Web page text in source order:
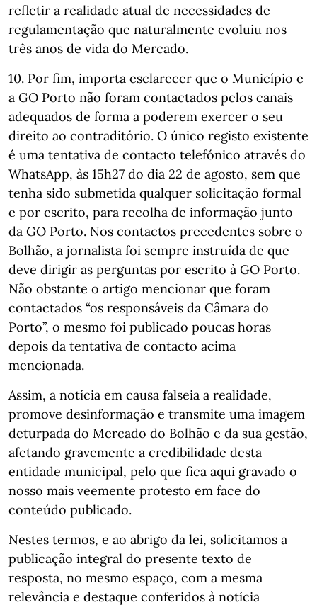
refletir a realidade atual de necessidades de
regulamentação que naturalmente evoluiu nos
três anos de vida do Mercado.
10. Por fim, importa esclarecer que o Município e
a GO Porto não foram contactados pelos canais
adequados de forma a poderem exercer o seu
direito ao contraditório. O único registo existente
é uma tentativa de contacto telefónico através do
WhatsApp, às 15h27 do dia 22 de agosto, sem que
tenha sido submetida qualquer solicitação formal
e por escrito, para recolha de informação junto
da GO Porto. Nos contactos precedentes sobre o
Bolhão, a jornalista foi sempre instruída de que
deve dirigir as perguntas por escrito à GO Porto.
Não obstante o artigo mencionar que foram
contactados “os responsáveis da Câmara do
Porto”, o mesmo foi publicado poucas horas
depois da tentativa de contacto acima
mencionada.
Assim, a notícia em causa falseia a realidade,
promove desinformação e transmite uma imagem
deturpada do Mercado do Bolhão e da sua gestão,
afetando gravemente a credibilidade desta
entidade municipal, pelo que fica aqui gravado o
nosso mais veemente protesto em face do
conteúdo publicado.
Nestes termos, e ao abrigo da lei, solicitamos a
publicação integral do presente texto de
resposta, no mesmo espaço, com a mesma
relevância e destaque conferidos à notícia